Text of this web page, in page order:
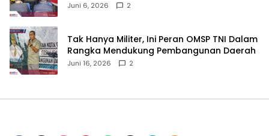
Juni 6, 2026 2
‎Tak Hanya Militer, Ini Peran OMSP TNI Dalam
Rangka Mendukung Pembangunan Daerah
Juni 16, 2026 2